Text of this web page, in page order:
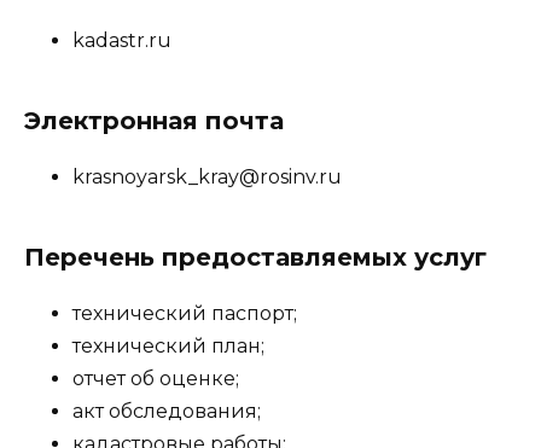
kadastr.ru
Электронная почта
krasnoyarsk_kray@rosinv.ru
Перечень предоставляемых услуг
технический паспорт;
технический план;
отчет об оценке;
акт обследования;